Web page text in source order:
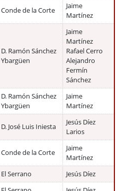
Conde de la Corte
Jaime
Martínez
D. Ramón Sánchez
Ybargüen
Jaime
Martínez
Rafael Cerro
Alejandro
Fermín
Sánchez
D. Ramón Sánchez
Ybargüen
Jaime
Martínez
D. José Luis Iniesta
Jesús Díez
Larios
Conde de la Corte
Jaime
Martínez
El Serrano
Jesús Díez